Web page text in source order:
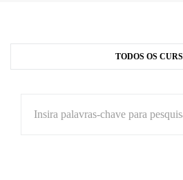
TODOS OS
Insira palavras-chave para